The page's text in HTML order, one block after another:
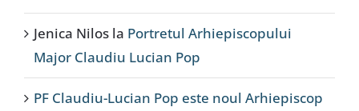
Jenica Nilos la Portretul Arhiepiscopului
Major Claudiu Lucian Pop
PF Claudiu-Lucian Pop este noul Arhiepiscop